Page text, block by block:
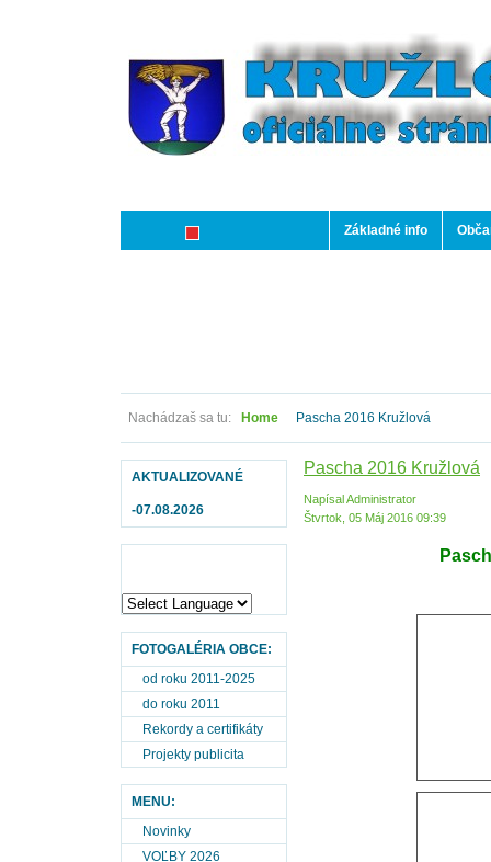
Základné info
Nachádzaš sa tu: Home Pascha 2016 Kružlová
AKTUALIZOVANÉ
-07.08.2026
FOTOGALÉRIA OBCE:
od roku 2011-2025
do roku 2011
Rekordy a certifikáty
Projekty publicita
MENU:
Novinky
VOĽBY 2026
Pascha 2016 Kružlová
Napísal Administrator
Štvrtok, 05 Máj 2016 09:39